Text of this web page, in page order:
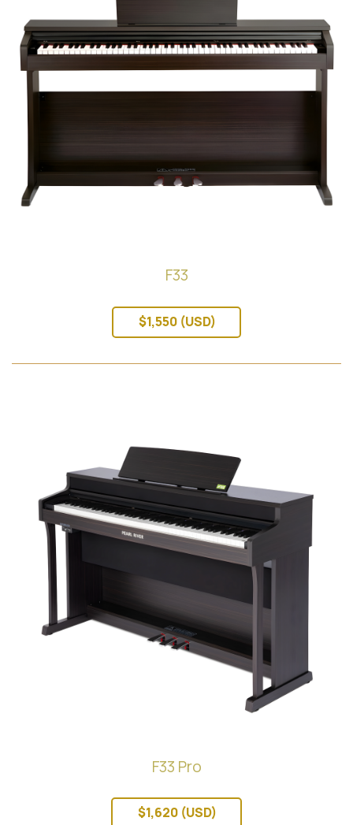
F33
$1,550 (USD)
F33 Pro
$1,620 (USD)